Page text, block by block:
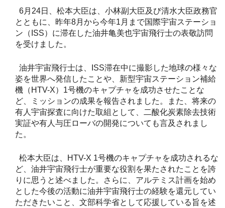
6月24日、松本大臣は、小林副大臣及び清水大臣政務官
とともに、昨年8月から今年1月まで国際宇宙ステーショ
ン（ISS）に滞在した油井亀美也宇宙飛行士の表敬訪問
を受けました。
油井宇宙飛行士は、ISS滞在中に撮影した地球の様々な
姿を世界へ発信したことや、新型宇宙ステーション補給
機（HTV-X）1号機のキャプチャを成功させたことな
ど、ミッションの成果を報告されました。また、将来の
有人宇宙探査に向けた取組として、二酸化炭素除去技術
実証や有人与圧ローバの開発についても言及されまし
た。
松本大臣は、HTV-X 1号機のキャプチャを成功されるな
ど、油井宇宙飛行士が重要な役割を果たされたことを誇
りに思うと述べました。さらに、アルテミス計画を始め
とした今後の活動に油井宇宙飛行士の経験を還元してい
ただきたいこと、文部科学省として応援している旨を述